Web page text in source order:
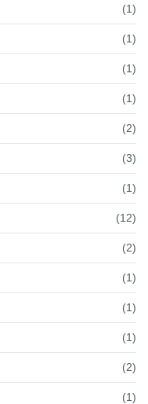
(1)
(1)
(1)
(1)
(2)
(3)
(1)
(12)
(2)
(1)
(1)
(1)
(2)
(1)